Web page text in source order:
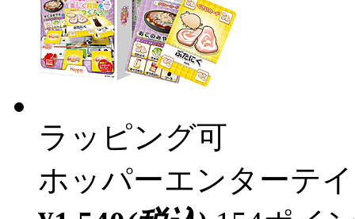
ラッピング可
ホッパーエンターテイ